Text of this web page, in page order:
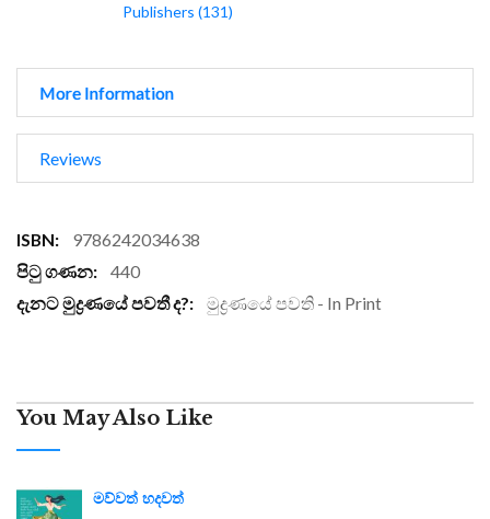
Publishers (131)
More Information
Reviews
More
Information
9786242034638
440
මුද්‍රණයේ පවති - In Print
You May Also Like
මව්වත් හදවත්